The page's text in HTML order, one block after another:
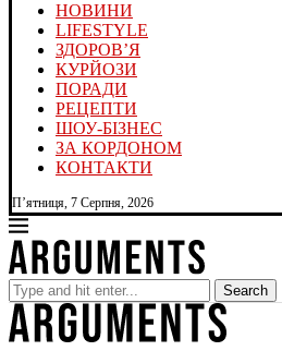
НОВИНИ
LIFESTYLE
ЗДОРОВ’Я
КУРЙОЗИ
ПОРАДИ
РЕЦЕПТИ
ШОУ-БІЗНЕС
ЗА КОРДОНОМ
КОНТАКТИ
П’ятниця, 7 Серпня, 2026
Search